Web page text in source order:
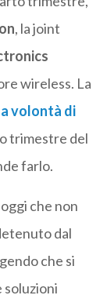
, la joint
wireless. La
volontà di
trimestre del
farlo.
che non
dal
che si
soluzioni